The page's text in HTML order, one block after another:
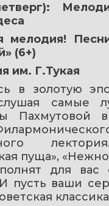
(6+)
им. Г.Тукая
в золотую
самые
Пахмутовой
пуща»,
для
пусть ваши